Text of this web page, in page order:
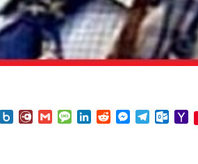
Pinterest
Box.netDiary.RuGmailMessage
LinkedInRedditMessenger
Telegram